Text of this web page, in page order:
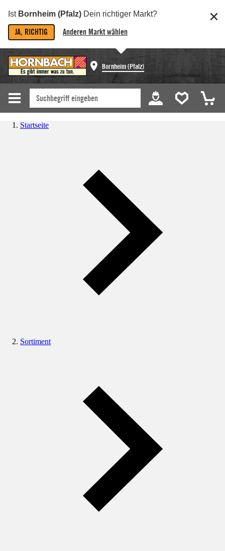
Ist Bornheim (Pfalz) Dein richtiger Markt?
JA, RICHTIG Anderen Markt wählen
Bornheim (Pfalz)
Startseite
Sortiment